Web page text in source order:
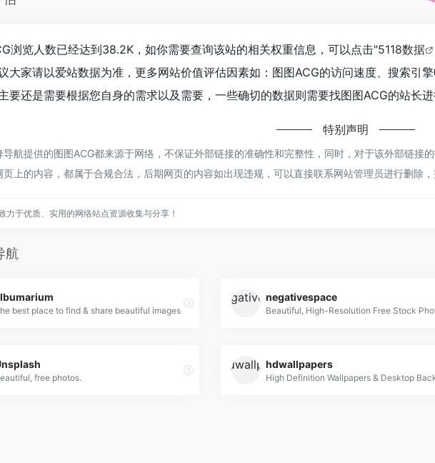
浏览人数已经达到38.2K，如你需要查询该站的相关权重信息，可以点击"5118数据
大家请以爱站数据为准，更多网站价值评估因素如：图图ACG的访问速度、搜索引
要还是需要根据您自身的需求以及需要，一些确切的数据则需要找图图ACG的站长
特别声明
导航提供的图图ACG都来源于网络，不保证外部链接的准确性和完整性，同时，对于该外部链
页上的内容，都属于合规合法，后期网页的内容如出现违规，可以直接联系网站管理员进行删除，
力于优质、实用的网络站点资源收集与分享！
航
best place to find & share beautiful images
negativespace
Beautiful, High-Resolution Free Stock
free photos.
hdwallpapers